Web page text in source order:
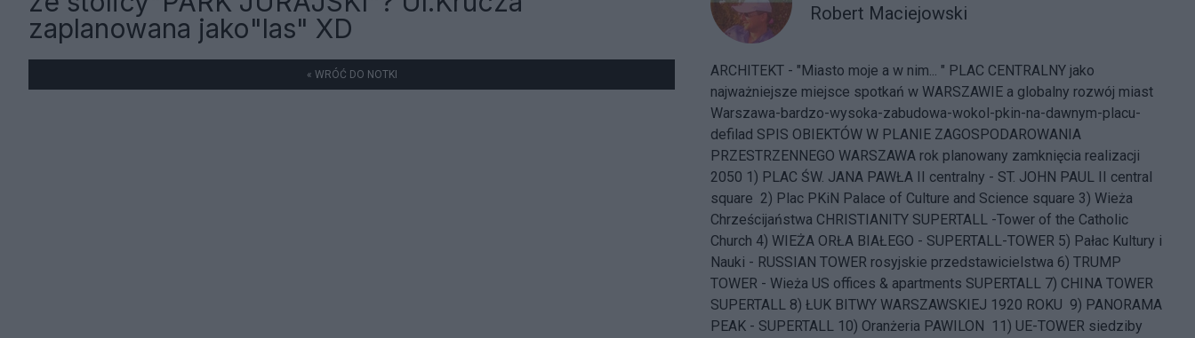
zaplanowana jako"las" XD
« WRÓĆ DO NOTKI
Robert Maciejowski
ARCHITEKT - "Miasto moje a w nim... " PLAC CENTRALNY jako
najważniejsze miejsce spotkań w WARSZAWIE a globalny rozwój miast
Warszawa-bardzo-wysoka-zabudowa-wokol-pkin-na-dawnym-placu-
defilad SPIS OBIEKTÓW W PLANIE ZAGOSPODAROWANIA
PRZESTRZENNEGO WARSZAWA rok planowany zamknięcia realizacji
2050 1) PLAC ŚW. JANA PAWŁA II centralny - ST. JOHN PAUL II central
square 2) Plac PKiN Palace of Culture and Science square 3) Wieża
Chrześcijaństwa CHRISTIANITY SUPERTALL -Tower of the Catholic
Church 4) WIEŻA ORŁA BIAŁEGO - SUPERTALL-TOWER 5) Pałac Kultury i
Nauki - RUSSIAN TOWER rosyjskie przedstawicielstwa 6) TRUMP
TOWER - Wieża US offices & apartments SUPERTALL 7) CHINA TOWER
SUPERTALL 8) ŁUK BITWY WARSZAWSKIEJ 1920 ROKU 9) PANORAMA
PEAK - SUPERTALL 10) Oranżeria PAWILON 11) UE-TOWER siedziby